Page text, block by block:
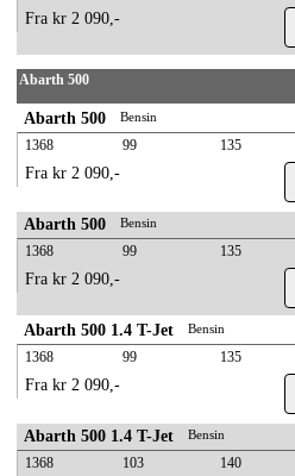
Fra kr 2 090,-
Abarth 500
Abarth 500 Bensin
1368 99 135
Fra kr 2 090,-
Abarth 500 Bensin
1368 99 135
Fra kr 2 090,-
Abarth 500 1.4 T-Jet Bensin
1368 99 135
Fra kr 2 090,-
Abarth 500 1.4 T-Jet Bensin
1368 103 140